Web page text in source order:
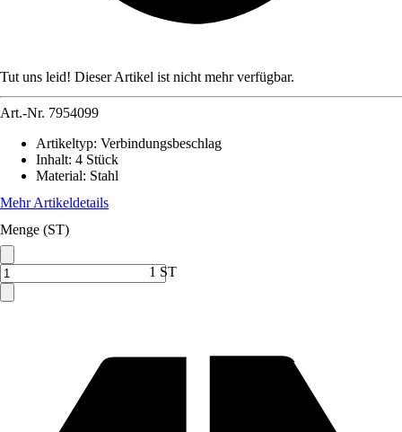
Tut uns leid! Dieser Artikel ist nicht mehr verfügbar.
Art.-Nr. 7954099
Artikeltyp: Verbindungsbeschlag
Inhalt: 4 Stück
Material: Stahl
Mehr Artikeldetails
Menge (ST)
1 ST